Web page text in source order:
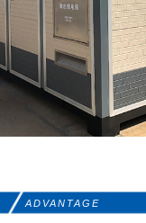
ADVANTAGE